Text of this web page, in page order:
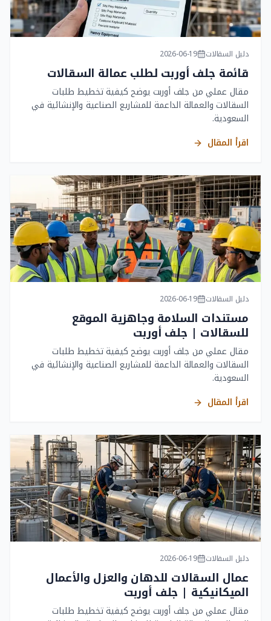
دليل السقالات 2026-06-19
قائمة جلف أوربت لطلب عمالة السقالات
مقال عملي من جلف أوربت يوضح كيفية تخطيط طلبات
السقالات والعمالة الداعمة للمشاريع الصناعية والإنشائية في
السعودية.
اقرأ المقال
دليل السقالات 2026-06-19
مستندات السلامة وجاهزية الموقع
للسقالات | جلف أوربت
مقال عملي من جلف أوربت يوضح كيفية تخطيط طلبات
السقالات والعمالة الداعمة للمشاريع الصناعية والإنشائية في
السعودية.
اقرأ المقال
دليل السقالات 2026-06-19
عمال السقالات للدهان والعزل والأعمال
الميكانيكية | جلف أوربت
مقال عملي من جلف أوربت يوضح كيفية تخطيط طلبات